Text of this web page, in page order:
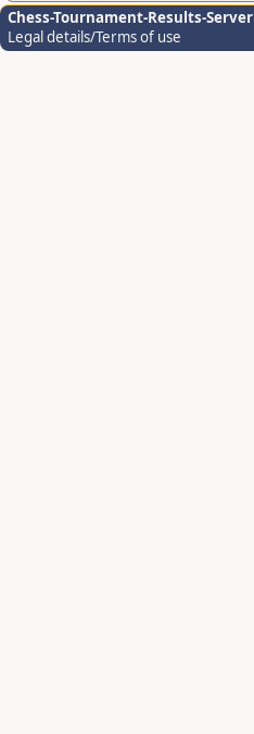
Chess-Tournament-Results-Server
Legal details/Terms of use